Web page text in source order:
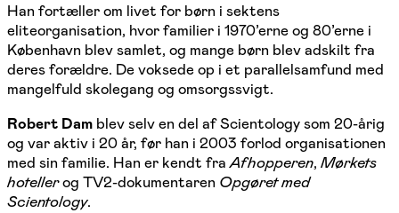
Han fortæller om livet for børn i sektens
eliteorganisation, hvor familier i 1970’erne og 80’erne i
København blev samlet, og mange børn blev adskilt fra
deres forældre. De voksede op i et parallelsamfund med
mangelfuld skolegang og omsorgssvigt.
Robert Dam blev selv en del af Scientology som 20-årig
og var aktiv i 20 år, før han i 2003 forlod organisationen
med sin familie. Han er kendt fraAfhopperen, Mørkets
hotellerog TV2-dokumentaren Opgøret med
Scientology.